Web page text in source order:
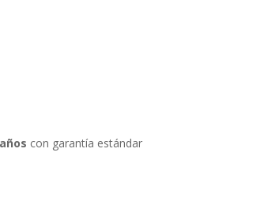
con garantía estándar